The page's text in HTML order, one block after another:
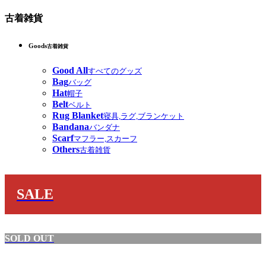
古着雑貨
Goods古着雑貨
Good Allすべてのグッズ
Bagバッグ
Hat帽子
Beltベルト
Rug Blanket寝具,ラグ,ブランケット
Bandanaバンダナ
Scarfマフラー,スカーフ
Others古着雑貨
SALE
SOLD OUT